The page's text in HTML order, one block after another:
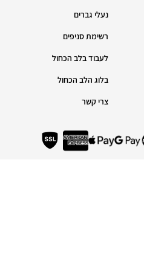
נעלי גברים
רשימת סניפים
לעבוד בלב הכחול
בלוג הלב הכחול
צרי קשר